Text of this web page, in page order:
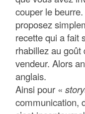
couper le
proposez
recette qui a fait
rhabillez au
vendeur. Alors
anglais.
Ainsi pour «
communication,